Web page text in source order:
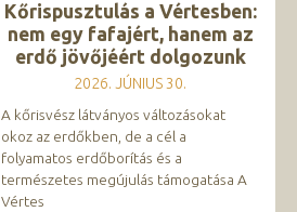
Kőrispusztulás a Vértesben:
nem egy fafajért, hanem az
erdő jövőjéért dolgozunk
2026. JÚNIUS 30.
A kőrisvész látványos változásokat
okoz az erdőkben, de a cél a
folyamatos erdőborítás és a
természetes megújulás támogatása A
Vértes